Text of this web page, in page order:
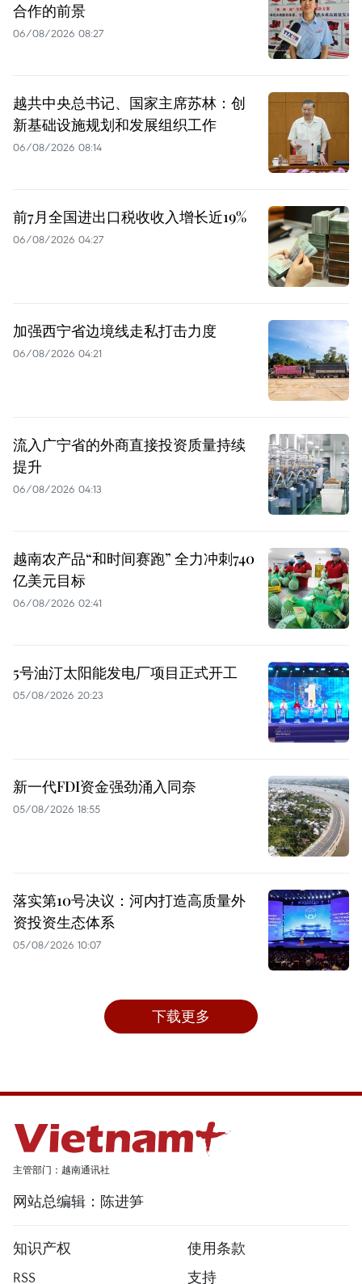
合作的前景
06/08/2026 08:27
越共中央总书记、国家主席苏林：创
新基础设施规划和发展组织工作
06/08/2026 08:14
前7月全国进出口税收收入增长近19%
06/08/2026 04:27
加强西宁省边境线走私打击力度
06/08/2026 04:21
流入广宁省的外商直接投资质量持续
提升
06/08/2026 04:13
越南农产品“和时间赛跑” 全力冲刺740
亿美元目标
06/08/2026 02:41
5号油汀太阳能发电厂项目正式开工
05/08/2026 20:23
新一代FDI资金强劲涌入同奈
05/08/2026 18:55
落实第10号决议：河内打造高质量外
资投资生态体系
05/08/2026 10:07
下载更多
主管部门：越南通讯社
网站总编辑：陈进笋
知识产权
使用条款
RSS
支持